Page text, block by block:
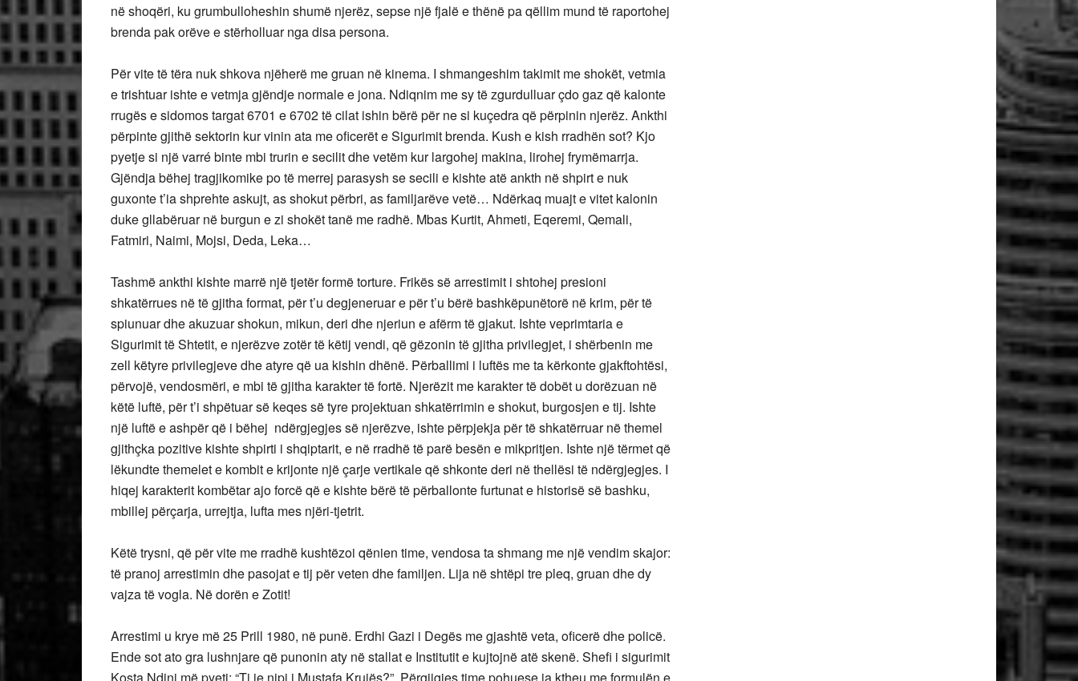
në shoqëri, ku grumbulloheshin shumë njerëz, sepse një fjalë e thënë pa qëllim mund të raportohej
brenda pak orëve e stërholluar nga disa persona.
Për vite të tëra nuk shkova njëherë me gruan në kinema. I shmangeshim takimit me shokët, vetmia
e trishtuar ishte e vetmja gjëndje normale e jona. Ndiqnim me sy të zgurdulluar çdo gaz që kalonte
rrugës e sidomos targat 6701 e 6702 të cilat ishin bërë për ne si kuçedra që përpinin njerëz. Ankthi
përpinte gjithë sektorin kur vinin ata me oficerët e Sigurimit brenda. Kush e kish rradhën sot? Kjo
pyetje si një varré binte mbi trurin e secilit dhe vetëm kur largohej makina, lirohej frymëmarrja.
Gjëndja bëhej tragjikomike po të merrej parasysh se secili e kishte atë ankth në shpirt e nuk
guxonte t’ia shprehte askujt, as shokut përbri, as familjarëve vetë… Ndërkaq muajt e vitet kalonin
duke gllabëruar në burgun e zi shokët tanë me radhë. Mbas Kurtit, Ahmeti, Eqeremi, Qemali,
Fatmiri, Naimi, Mojsi, Deda, Leka…
Tashmë ankthi kishte marrë një tjetër formë torture. Frikës së arrestimit i shtohej presioni
shkatërrues në të gjitha format, për t’u degjeneruar e për t’u bërë bashkëpunëtorë në krim, për të
spiunuar dhe akuzuar shokun, mikun, deri dhe njeriun e afërm të gjakut. Ishte veprimtaria e
Sigurimit të Shtetit, e njerëzve zotër të këtij vendi, që gëzonin të gjitha privilegjet, i shërbenin me
zell këtyre privilegjeve dhe atyre që ua kishin dhënë. Përballimi i luftës me ta kërkonte gjakftohtësi,
përvojë, vendosmëri, e mbi të gjitha karakter të fortë. Njerëzit me karakter të dobët u dorëzuan në
këtë luftë, për t’i shpëtuar së keqes së tyre projektuan shkatërrimin e shokut, burgosjen e tij. Ishte
një luftë e ashpër që i bëhej ndërgjegjes së njerëzve, ishte përpjekja për të shkatërruar në themel
gjithçka pozitive kishte shpirti i shqiptarit, e në rradhë të parë besën e mikpritjen. Ishte një tërmet që
lëkundte themelet e kombit e krijonte një çarje vertikale që shkonte deri në thellësi të ndërgjegjes. I
hiqej karakterit kombëtar ajo forcë që e kishte bërë të përballonte furtunat e historisë së bashku,
mbillej përçarja, urrejtja, lufta mes njëri-tjetrit.
Këtë trysni, që për vite me rradhë kushtëzoi qënien time, vendosa ta shmang me një vendim skajor:
të pranoj arrestimin dhe pasojat e tij për veten dhe familjen. Lija në shtëpi tre pleq, gruan dhe dy
vajza të vogla. Në dorën e Zotit!
Arrestimi u krye më 25 Prill 1980, në punë. Erdhi Gazi i Degës me gjashtë veta, oficerë dhe policë.
Ende sot ato gra lushnjare që punonin aty në stallat e Institutit e kujtojnë atë skenë. Shefi i sigurimit